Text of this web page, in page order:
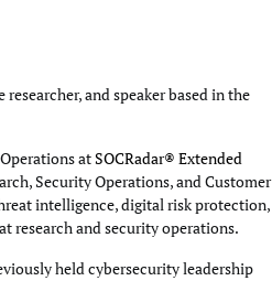
and speaker based in the
atSOCRadar® Extended
Security Operations, and Customer
intelligence, digital risk protection,
research and security operations.
held cybersecurity leadership